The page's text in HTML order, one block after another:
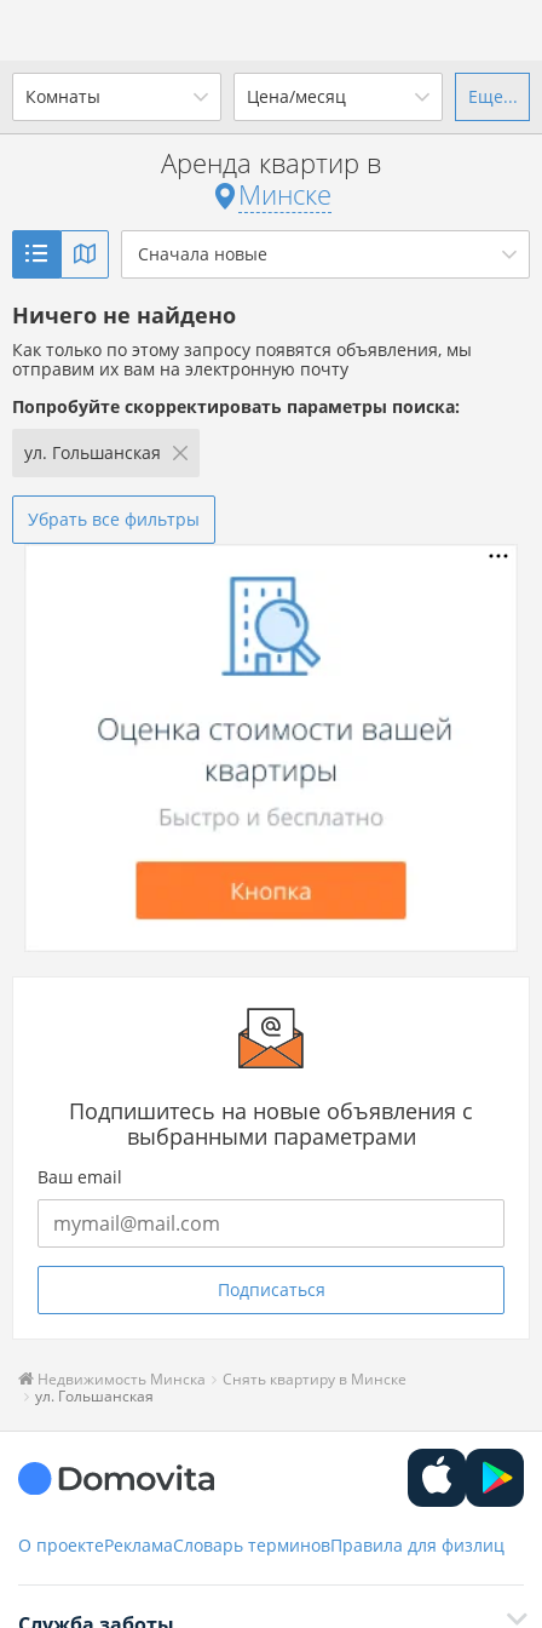
Комнаты
2-комн. 3-комн. 4+
Цена/месяц
от до
р. за всё
Еще...
Аренда квартир в
Минске
Сначала новые
Ничего не найдено
Как только по этому запросу появятся объявления, мы
отправим их вам на электронную почту
Попробуйте скорректировать параметры поиска:
ул. Гольшанская
Убрать все фильтры
Подпишитесь на новые объявления с
выбранными параметрами
Ваш email
Подписаться
Ваш город -г. Минск?
Выбрать город
Недвижимость Минска
Снять квартиру в Минске
ул. Гольшанская
О проектеРекламаСловарь терминовПравила для физлиц